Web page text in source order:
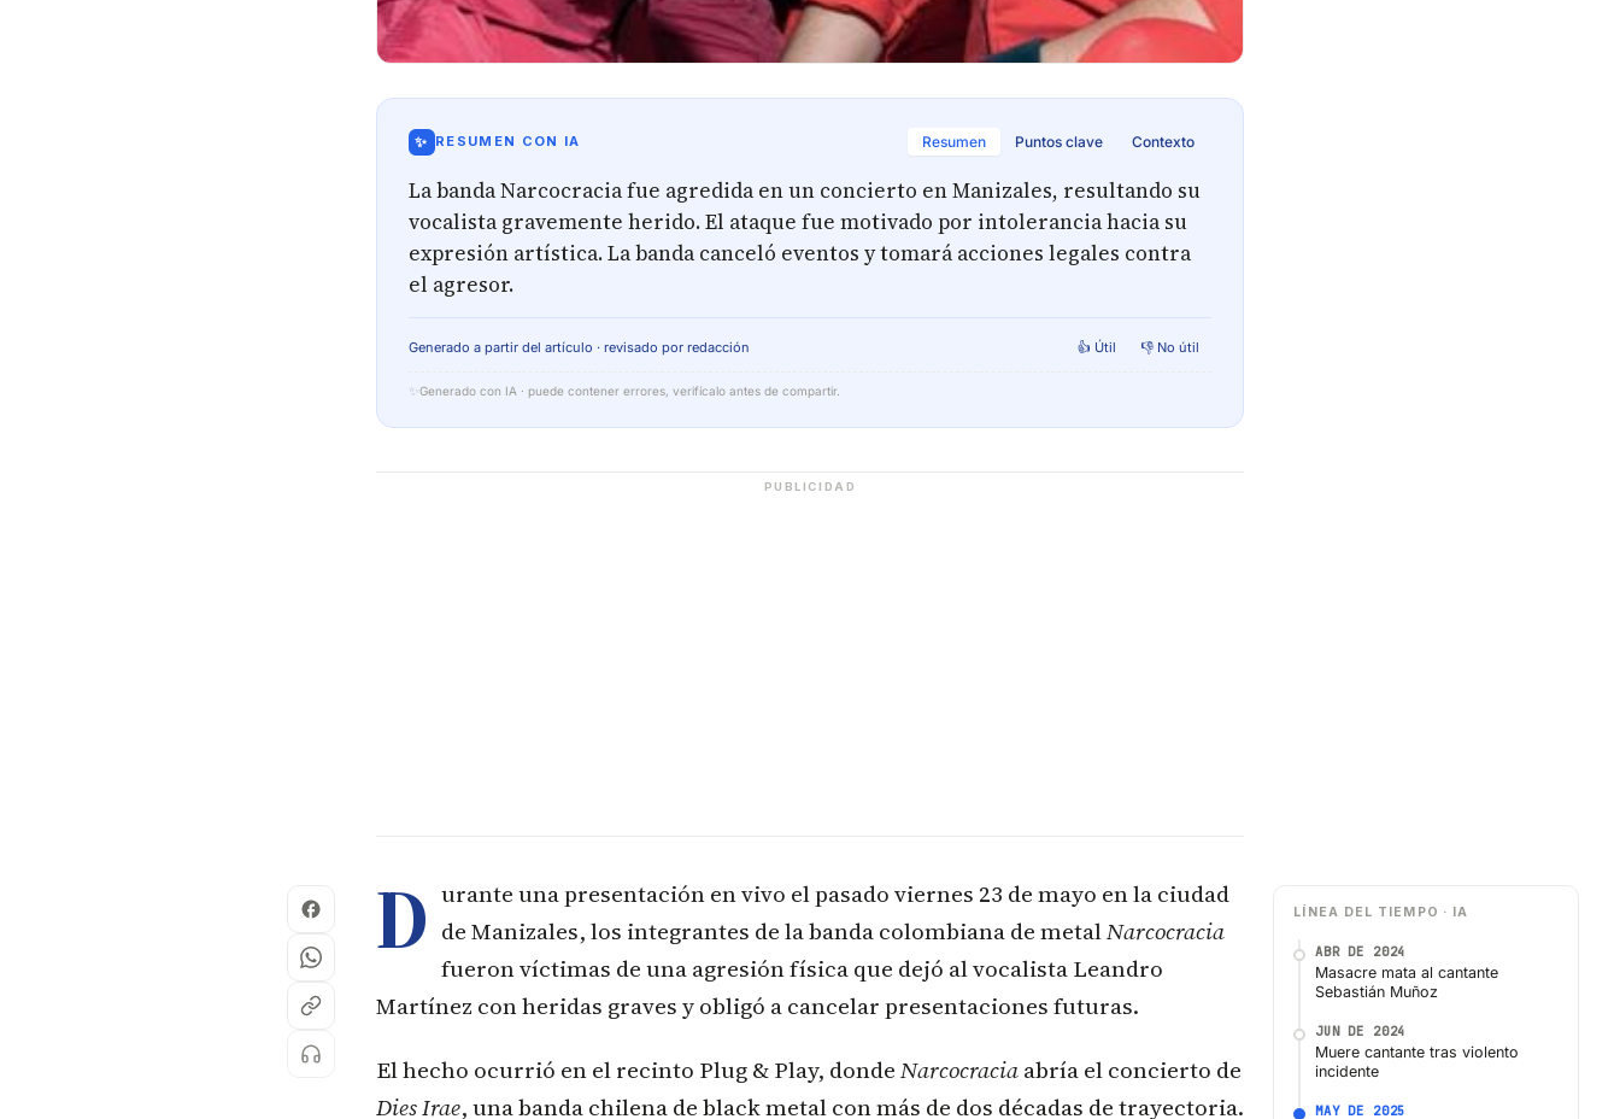
✨ RESUMEN CON IA Resumen Puntos clave Contexto
La banda Narcocracia fue agredida en un concierto en Manizales, resultando su
vocalista gravemente herido. El ataque fue motivado por intolerancia hacia su
expresión artística. La banda canceló eventos y tomará acciones legales contra
el agresor.
Generado a partir del artículo · revisado por redacción 👍 Útil 👎 No útil
✨ Generado con IA · puede contener errores, verifícalo antes de compartir.
PUBLICIDAD
D urante una presentación en vivo el pasado viernes 23 de mayo en la ciudad
de Manizales, los integrantes de la banda colombiana de metalNarcocracia
fueron víctimas de una agresión física que dejó al vocalista Leandro
Martínez con heridas graves y obligó a cancelar presentaciones futuras.
El hecho ocurrió en el recinto Plug & Play, dondeNarcocraciaabría el concierto de
Dies Irae, una banda chilena de black metal con más de dos décadas de trayectoria.
LÍNEA DEL TIEMPO · IA
ABR DE 2024
Masacre mata al cantante
Sebastián Muñoz
JUN DE 2024
Muere cantante tras violento
incidente
MAY DE 2025